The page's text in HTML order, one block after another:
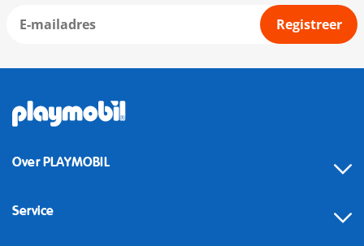
Registreer
Over PLAYMOBIL
Service